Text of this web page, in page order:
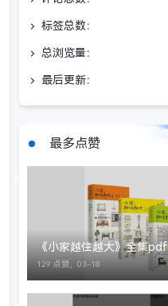
标签总数：
总浏览量：
最后更新：
最多点赞
《小家越住越大》全集pdf
129 点赞， 03-18